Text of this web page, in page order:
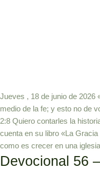
Jueves , 18 de junio de 2026
medio de la fe; y esto no de
2:8 Quiero contarles la
cuenta en su libro «La
como es crecer en una
Devocional 56